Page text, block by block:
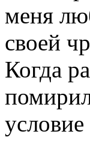
меня
своей
Когда